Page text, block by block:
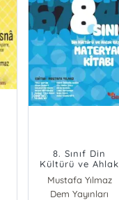
8. Sınıf Din
Kültürü ve Ahlak
Bilgisi Materyal
Kitabı
Mustafa Yılmaz
Dem Yayınları